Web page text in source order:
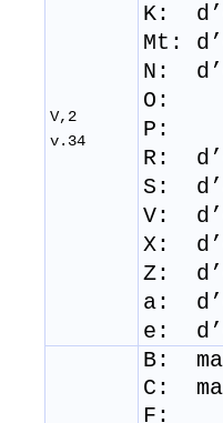
V,2
v.34
K:
Mt:
N:
O:
P:
R: d’
S:
V:
X:
Z:
a:
e:
B:
C:
F: